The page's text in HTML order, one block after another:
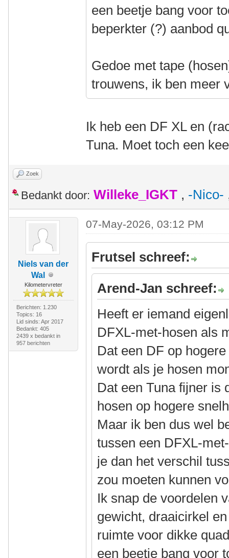
een beetje bang voor
beperkter (?) aanbod
Gedoe met tape
trouwens, ik ben meer
Ik heb een DF XL en
Tuna. Moet toch een
Zoek
Bedankt door: Willeke_IGKT , -Nico-
Niels van der
Wal
Kilometervreter
Berichten: 1.230
Topics: 16
Lid sinds: Apr 2017
Bedankt: 405
2439 x bedankt in
957 berichten
07-May-2026, 03:12 PM
Frutsel schreef:
Arend-Jan schreef:
Heeft er iemand
DFXL-met-hosen als
Dat een DF op
wordt als je hosen
Dat een Tuna fijner is
hosen op hogere
Maar ik ben dus wel
tussen een DFXL-
je dan het verschil
zou moeten kunnen
Ik snap de voordelen
gewicht, draaicirkel
ruimte voor dikke
een beetje bang voor